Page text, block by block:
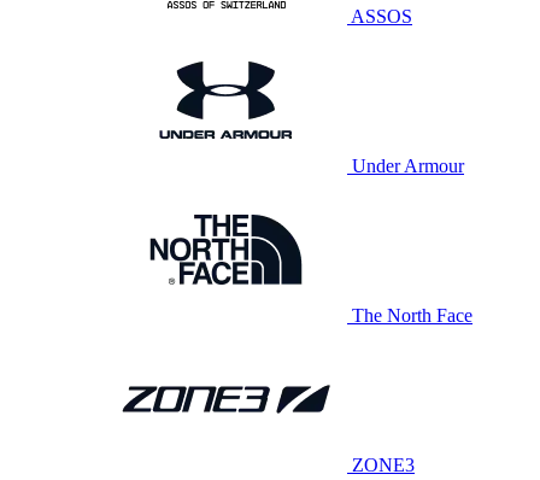
ASSOS
Under Armour
The North Face
ZONE3